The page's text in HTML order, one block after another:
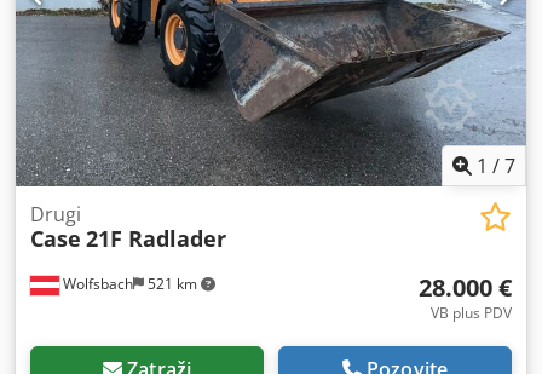
1 /7
Wolfsbach 521 km
Drugi
Case 21F Radlader
28.000 €
VB plus PDV